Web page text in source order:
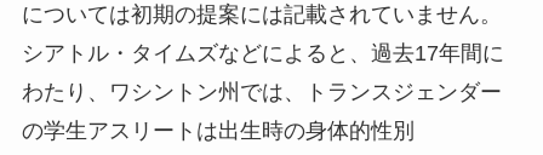
については初期の提案には記載されていません。
シアトル・タイムズなどによると、過去17年間に
わたり、ワシントン州では、トランスジェンダー
の学生アスリートは出生時の身体的性別